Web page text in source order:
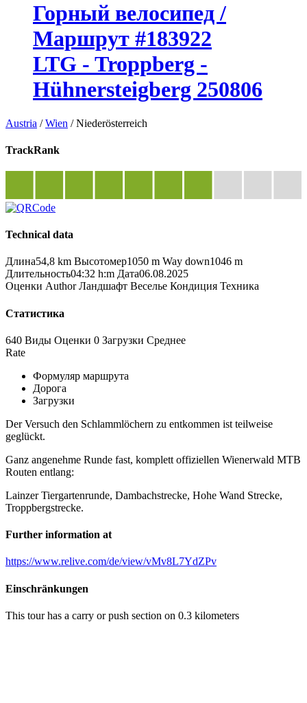
Горный велосипед /
Маршрут #183922
LTG - Troppberg -
Hühnersteigberg 250806
Austria /Wien /Niederösterreich
TrackRank
Technical data
Длина54,8 km Высотомер1050 m Way down1046 m
Длительность04:32 h:m Дата06.08.2025
Оценки Author Ландшафт Веселье Кондиция Техника
Статистика
640 Виды Оценки 0 Загрузки Среднее
Rate
Формуляр маршрута
Дорога
Загрузки
Der Versuch den Schlammlöchern zu entkommen ist teilweise
geglückt.
Ganz angenehme Runde fast, komplett offiziellen Wienerwald MTB
Routen entlang:
Lainzer Tiergartenrunde, Dambachstrecke, Hohe Wand Strecke,
Troppbergstrecke.
Further information at
https://www.relive.com/de/view/vMv8L7YdZPv
Einschränkungen
This tour has a carry or push section on 0.3 kilometers